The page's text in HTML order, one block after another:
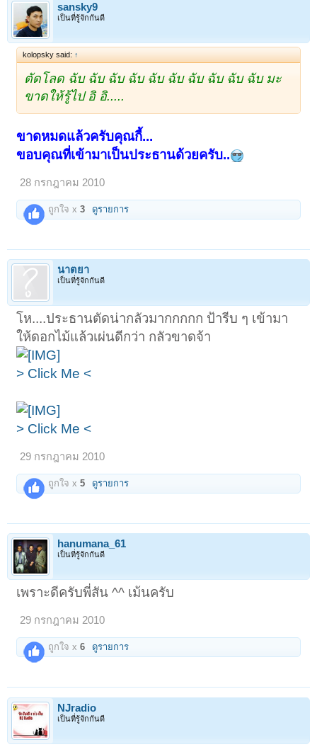
sansky9
เป็นที่รู้จักกันดี
kolopsky said: ↑
ตัดโลด ฉับ ฉับ ฉับ ฉับ ฉับ ฉับ ฉับ ฉับ ฉับ ฉับ มะ
ขาดให้รู้ไป อิ อิ.....
ขาดหมดแล้วครับคุณกี้...
ขอบคุณที่เข้ามาเป็นประธานด้วยครับ..
28 กรกฎาคม 2010
ถูกใจ x3 ดูรายการ
นาตยา
เป็นที่รู้จักกันดี
โห....ประธานตัดน่ากลัวมากกกกก ป้ารีบ ๆ เข้ามา
ให้ดอกไม้แล้วเผ่นดีกว่า กลัวขาดจ้า
> Click Me <
> Click Me <
29 กรกฎาคม 2010
ถูกใจ x5 ดูรายการ
hanumana_61
เป็นที่รู้จักกันดี
เพราะดีครับพี่สัน ^^ เม้นครับ
29 กรกฎาคม 2010
ถูกใจ x6 ดูรายการ
NJradio
เป็นที่รู้จักกันดี